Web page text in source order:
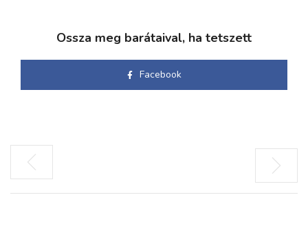
Ossza meg barátaival, ha tetszett
Facebook